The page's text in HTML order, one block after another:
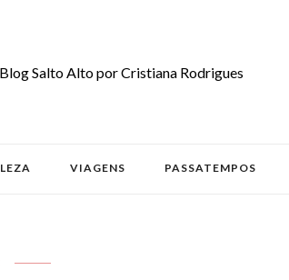
VIAGENS PASSATEMPOS